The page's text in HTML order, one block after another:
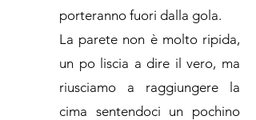
porteranno fuori dalla gola.
La parete non è molto ripida,
un po liscia a dire il vero, ma
riusciamo a raggiungere la
cima sentendoci un pochino